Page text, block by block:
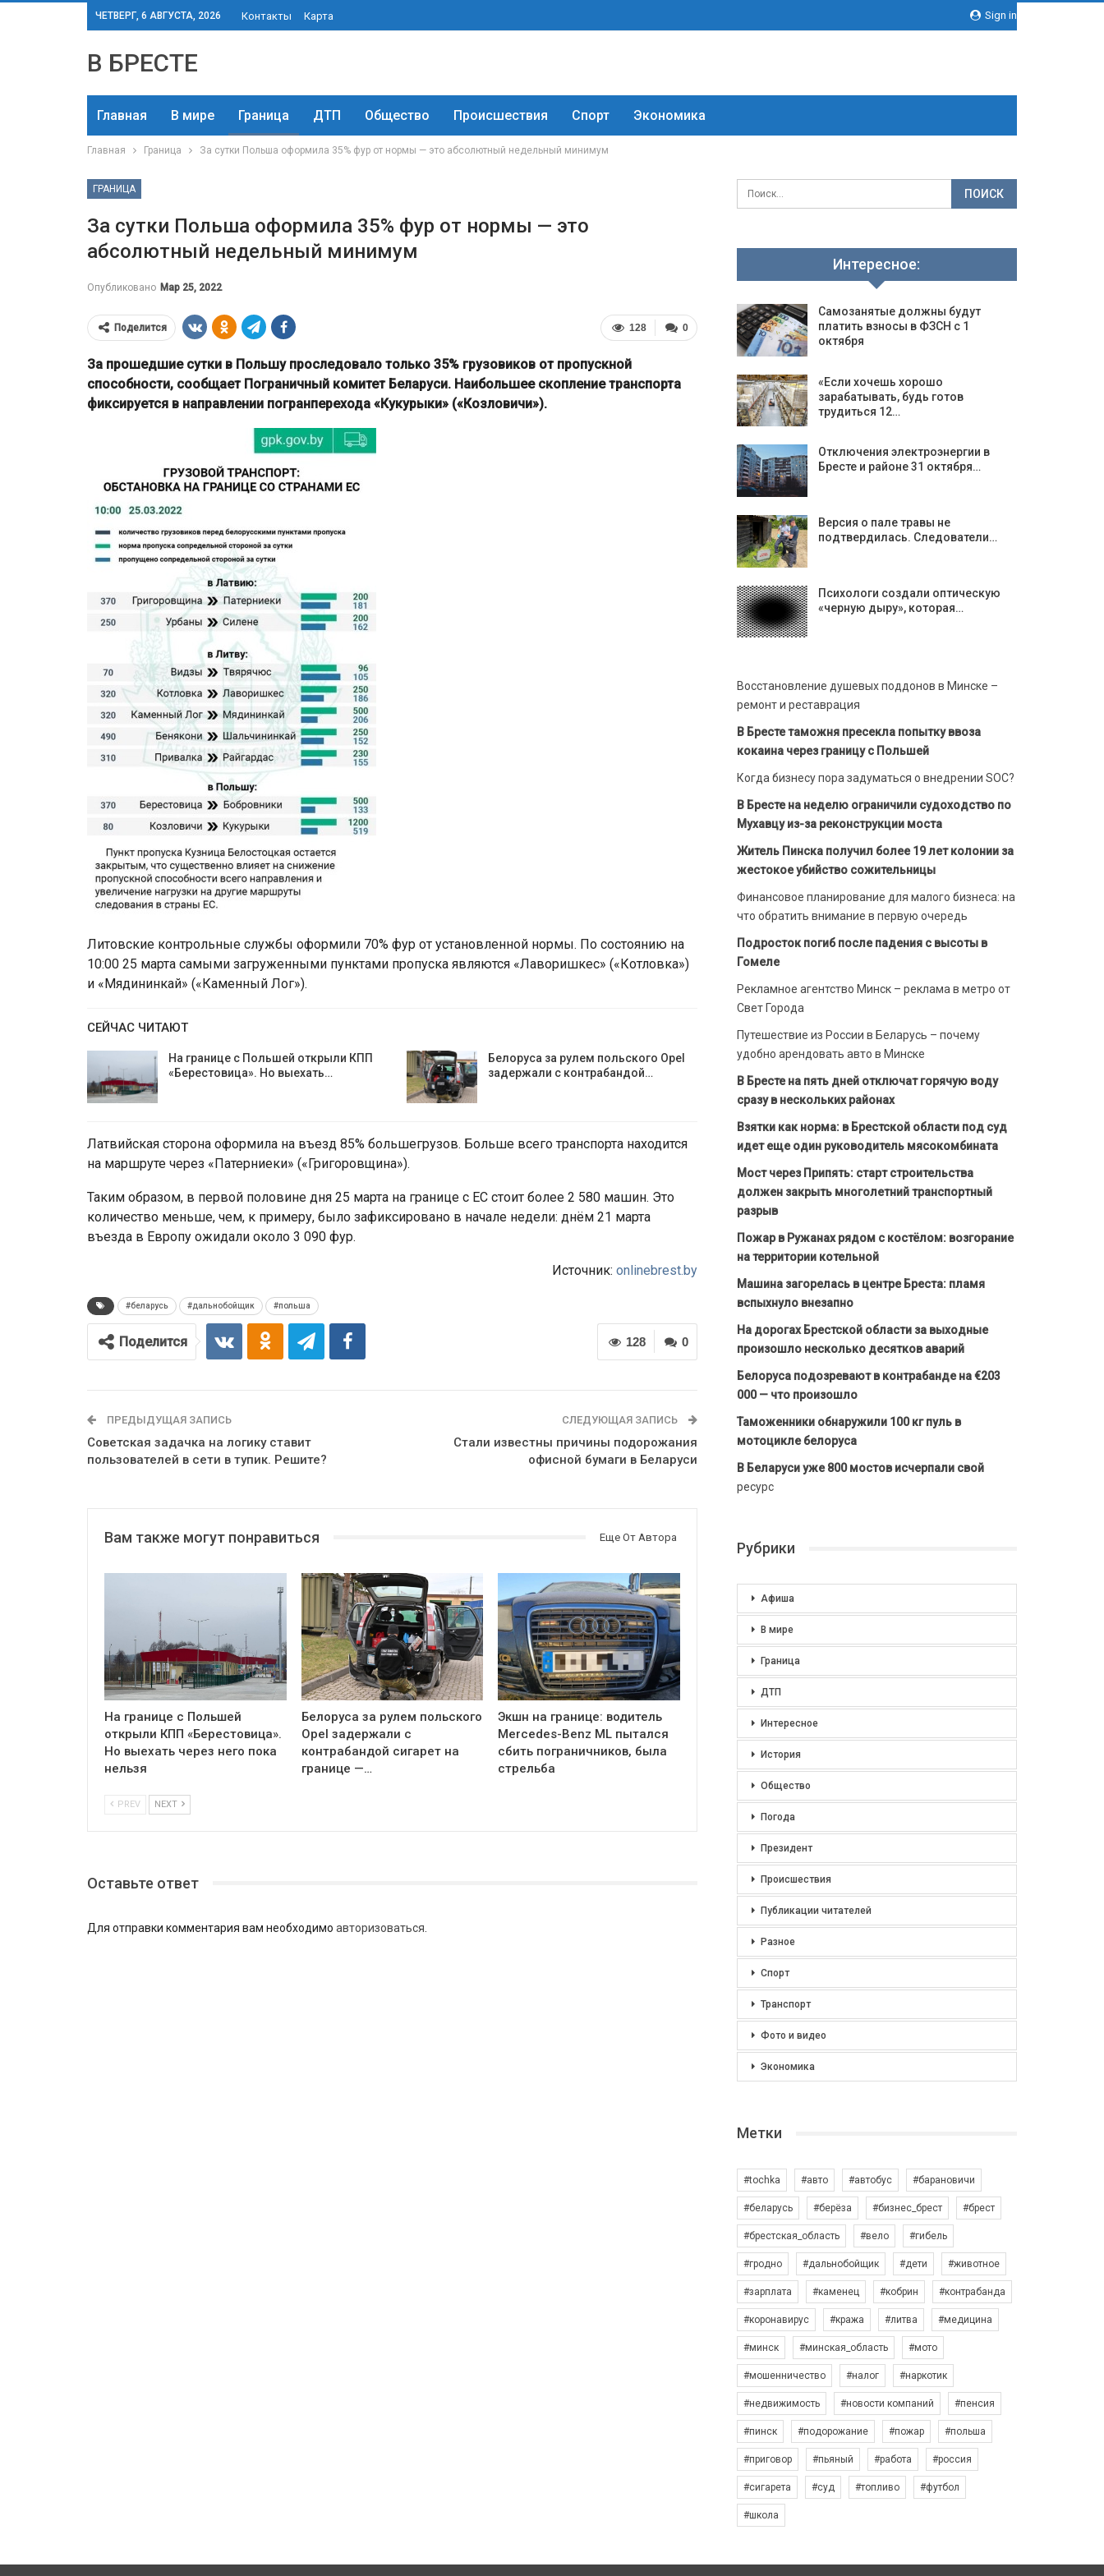
Sign in
ЧЕТВЕРГ, 6 АВГУСТА, 2026 Контакты Карта
В БРЕСТЕ
Главная В мире Граница ДТП Общество Происшествия Спорт Экономика
Главная Граница За сутки Польша оформила 35% фур от нормы — это абсолютный недельный минимум
ГРАНИЦА
За сутки Польша оформила 35% фур от нормы — это
абсолютный недельный минимум
Опубликовано Мар 25, 2022
0
128
Поделится
За прошедшие сутки в Польшу проследовало только 35% грузовиков от пропускной
способности, сообщает Пограничный комитет Беларуси. Наибольшее скопление транспорта
фиксируется в направлении погранперехода «Кукурыки» («Козловичи»).
Литовские контрольные службы оформили 70% фур от установленной нормы. По состоянию на
10:00 25 марта самыми загруженными пунктами пропуска являются «Лаворишкес» («Котловка»)
и «Мядининкай» («Каменный Лог»).
СЕЙЧАС ЧИТАЮТ
На границе с Польшей открыли КПП
«Берестовица». Но выехать…
Белоруса за рулем польского Opel
задержали с контрабандой…
Латвийская сторона оформила на въезд 85% большегрузов. Больше всего транспорта находится
на маршруте через «Патерниеки» («Григоровщина»).
Таким образом, в первой половине дня 25 марта на границе с ЕС стоит более 2 580 машин. Это
количество меньше, чем, к примеру, было зафиксировано в начале недели: днём 21 марта
въезда в Европу ожидали около 3 090 фур.
Источник: onlinebrest.by
#беларусь #дальнобойщик #польша
0
128
Поделится
ПРЕДЫДУЩАЯ ЗАПИСЬ
Советская задачка на логику ставит
пользователей в сети в тупик. Решите?
СЛЕДУЮЩАЯ ЗАПИСЬ
Стали известны причины подорожания
офисной бумаги в Беларуси
Вам также могут понравиться Еще От Автора
На границе с Польшей
открыли КПП «Берестовица».
Но выехать через него пока
нельзя
Белоруса за рулем польского
Opel задержали с
контрабандой сигарет на
границе —…
Экшн на границе: водитель
Mercedes-Benz ML пытался
сбить пограничников, была
стрельба
PREV NEXT
Оставьте ответ
Для отправки комментария вам необходимо авторизоваться
Интересное:
Самозанятые должны будут
платить взносы в ФЗСН с 1
октября
«Если хочешь хорошо
зарабатывать, будь готов
трудиться 12…
Отключения электроэнергии в
Бресте и районе 31 октября…
Версия о пале травы не
подтвердилась. Следователи…
Психологи создали оптическую
«черную дыру», которая…
Восстановление душевых поддонов в Минске –
ремонт и реставрация
В Бресте таможня пресекла попытку ввоза
кокаина через границу с Польшей
Когда бизнесу пора задуматься о внедрении SOC?
В Бресте на неделю ограничили судоходство по
Мухавцу из-за реконструкции моста
Житель Пинска получил более 19 лет колонии за
жестокое убийство сожительницы
Финансовое планирование для малого бизнеса: на
что обратить внимание в первую очередь
Подросток погиб после падения с высоты в
Гомеле
Рекламное агентство Минск – реклама в метро от
Свет Города
Путешествие из России в Беларусь – почему
удобно арендовать авто в Минске
В Бресте на пять дней отключат горячую воду
сразу в нескольких районах
Взятки как норма: в Брестской области под суд
идет еще один руководитель мясокомбината
Мост через Припять: старт строительства
должен закрыть многолетний транспортный
разрыв
Пожар в Ружанах рядом с костёлом: возгорание
на территории котельной
Машина загорелась в центре Бреста: пламя
вспыхнуло внезапно
На дорогах Брестской области за выходные
произошло несколько десятков аварий
Белоруса подозревают в контрабанде на €203
000 — что произошло
Таможенники обнаружили 100 кг пуль в
мотоцикле белоруса
В Беларуси уже 800 мостов исчерпали свой
ресурс
Рубрики
Афиша
В мире
Граница
ДТП
Интересное
История
Общество
Погода
Президент
Происшествия
Публикации читателей
Разное
Спорт
Транспорт
Фото и видео
Экономика
Метки
#tochka #авто #автобус #барановичи
#беларусь #берёза #бизнес_брест #брест
#брестская_область #вело #гибель
#гродно #дальнобойщик #дети #животное
#зарплата #каменец #кобрин #контрабанда
#коронавирус #кража #литва #медицина
#минск #минская_область #мото
#мошенничество #налог #наркотик
#недвижимость #новости компаний #пенсия
#пинск #подорожание #пожар #польша
#приговор #пьяный #работа #россия
#сигарета #суд #топливо #футбол
#школа